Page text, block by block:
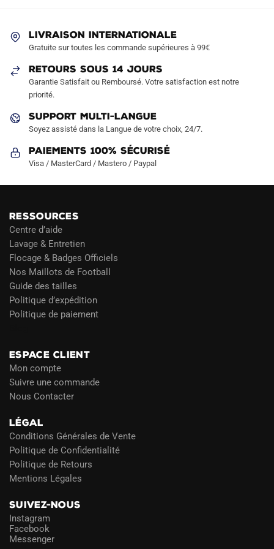
être
choisies
sur
page
produit
la
LIVRAISON INTERNATIONALE
Gratuite sur toutes les commande supérieures à 99€
RETOURS SOUS 14 JOURS
Garantie Satisfait ou Remboursé. Votre satisfaction est notre
priorité.
SUPPORT MULTI-LANGUE
Soyez assisté dans la Langue de votre choix, 24/7.
Paiements 100% Sécurisé
Visa / MasterCard / Mastero / Paypal
RESSOURCES
Centre d’aide
Lavage & Entretien
Flocage & Badges Officiels
Nos Maillots de Football
Guide des tailles
Politique d’expédition
Politique de paiement
ESPACE CLIENT
Mon compte
Suivre une commande
Nous Contacter
LÉGAL
Conditions Générales de Vente
Politique de Confidentialité
Politique de Retours
Mentions Légales
SUIVEZ-NOUS
Instagram
Facebook
Messenger